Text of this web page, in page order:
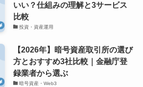
いい？仕組みの理解と3サービス
比較
投資・資産運用
【2026年】暗号資産取引所の選び
方とおすすめ3社比較｜金融庁登
録業者から選ぶ
暗号資産・Web3